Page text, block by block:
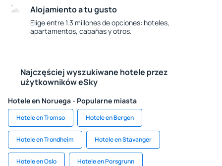
Alojamiento a tu gusto
Elige entre 1.3 millones de opciones: hoteles,
apartamentos, cabañas y otros.
Najczęściej wyszukiwane hotele przez
użytkowników eSky
Hotele en Noruega - Popularne miasta
Hotele en Tromso Hotele en Bergen
Hotele en Trondheim Hotele en Stavanger
Hotele en Oslo Hotele en Porsgrunn